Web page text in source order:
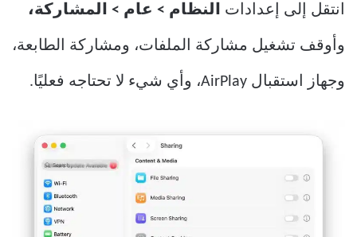
انتقل إلى إعدادات النظام > عام > المشاركة،
وأوقف تشغيل مشاركة الملفات، ومشاركة الطابعة،
وجهاز استقبال AirPlay، وأي شيء لا تحتاجه فعليًا.